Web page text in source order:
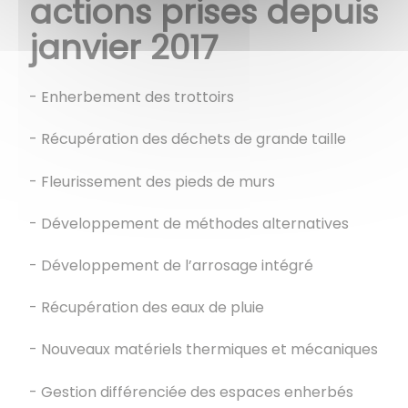
actions prises depuis
janvier 2017
- Enherbement des trottoirs
- Récupération des déchets de grande taille
- Fleurissement des pieds de murs
- Développement de méthodes alternatives
- Développement de l’arrosage intégré
- Récupération des eaux de pluie
- Nouveaux matériels thermiques et mécaniques
- Gestion différenciée des espaces enherbés